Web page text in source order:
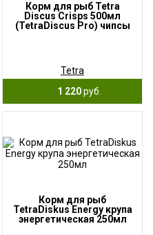
Корм для рыб Tetra
Discus Crisps 500мл
(TetraDiscus Pro) чипсы
Tetra
1 220руб.
Корм для рыб
TetraDiskus Energy крупа
энергетическая 250мл